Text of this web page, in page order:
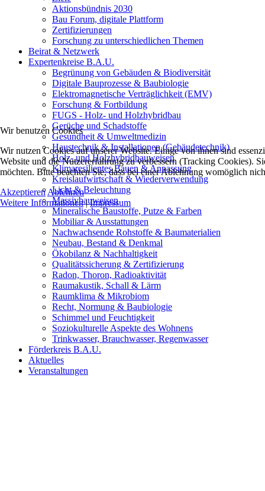
Aktionsbündnis 2030
Bau Forum, digitale Plattform
Zertifizierungen
Forschung zu unterschiedlichen Themen
Beirat & Netzwerk
Expertenkreise B.A.U.
Begrünung von Gebäuden & Biodiversität
Digitale Bauprozesse & Baubiologie
Elektromagnetische Verträglichkeit (EMV)
Forschung & Fortbildung
FUGS - Holz- und Holzhybridbau
Gerüche und Schadstoffe
Gesundheit & Umweltmedizin
Haustechnik & Installationen (Gebäudetechnik)
Holz- und Holzhybridbauweisen
Klimaresilientes Bauen & Anpassung
Kreislaufwirtschaft & Wiederverwendung
Licht & Beleuchtung
Massivbauweisen
Mineralische Baustoffe, Putze & Farben
Mobiliar & Ausstattungen
Nachwachsende Rohstoffe & Baumaterialien
Neubau, Bestand & Denkmal
Ökobilanz & Nachhaltigkeit
Qualitätssicherung & Zertifizierung
Radon, Thoron, Radioaktivität
Raumakustik, Schall & Lärm
Raumklima & Mikrobiom
Recht, Normung & Baubiologie
Schimmel und Feuchtigkeit
Soziokulturelle Aspekte des Wohnens
Trinkwasser, Brauchwasser, Regenwasser
Förderkreis B.A.U.
Aktuelles
Veranstaltungen
Wir benutzen Cookies
Wir nutzen Cookies auf unserer Website. Einige von ihnen sind
Website und die Nutzererfahrung zu verbessern (Tracking Cookies).
möchten. Bitte beachten Sie, dass bei einer Ablehnung womöglich
Akzeptieren Ablehnen
Weitere Informationen|Impressum